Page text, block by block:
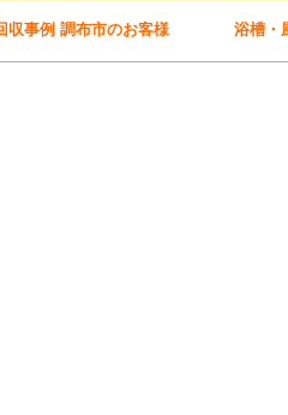
収事例 調布市のお客様 浴槽・